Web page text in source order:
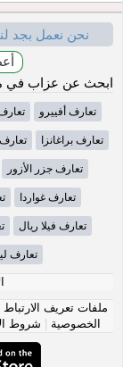
نحن نعمل بجد
ابحث عن عزاب في
تعارف أفييرو
تعارف براغانزا تعارف
تعارف جزر الأزور
تعارف غواردا
تعارف فيلا ريال
تعارف
ملفات تعريف الارتباط
الخصوصية | شروط